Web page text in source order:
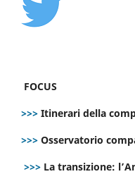
FOCUS
>>> Itinerari della
>>> Osservatorio
>>> La transizione: